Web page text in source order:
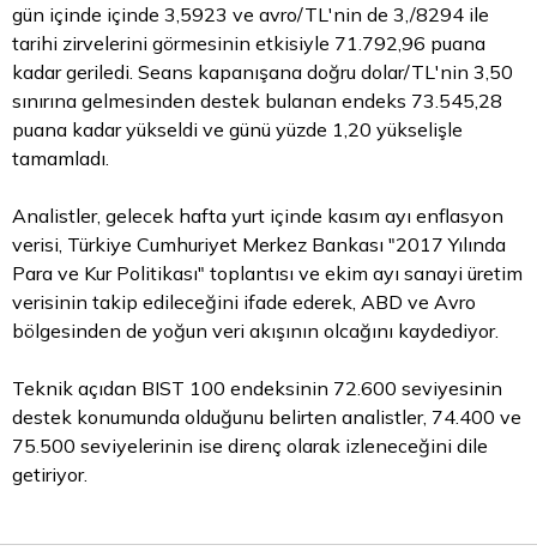
gün içinde içinde 3,5923 ve avro/TL'nin de 3,/8294 ile
tarihi zirvelerini görmesinin etkisiyle 71.792,96 puana
kadar geriledi. Seans kapanışana doğru dolar/TL'nin 3,50
sınırına gelmesinden destek bulanan endeks 73.545,28
puana kadar yükseldi ve günü yüzde 1,20 yükselişle
tamamladı.
Analistler, gelecek hafta yurt içinde kasım ayı enflasyon
verisi, Türkiye Cumhuriyet Merkez Bankası "2017 Yılında
Para ve Kur Politikası" toplantısı ve ekim ayı sanayi üretim
verisinin takip edileceğini ifade ederek, ABD ve Avro
bölgesinden de yoğun veri akışının olcağını kaydediyor.
Teknik açıdan BIST 100 endeksinin 72.600 seviyesinin
destek konumunda olduğunu belirten analistler, 74.400 ve
75.500 seviyelerinin ise direnç olarak izleneceğini dile
getiriyor.